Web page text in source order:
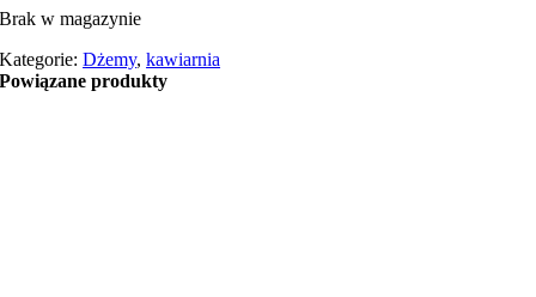
Brak w magazynie
Kategorie:Dżemy,kawiarnia
Powiązane produkty